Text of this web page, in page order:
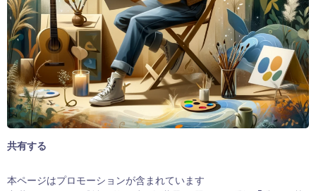
共有する
本ページはプロモーションが含まれています